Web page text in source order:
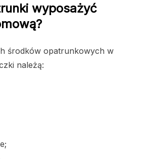
wyposażyć
środków opatrunkowych w
należą: